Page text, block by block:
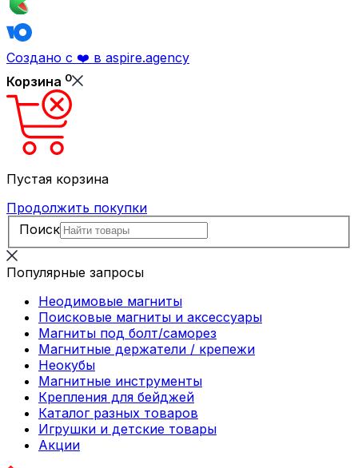
Создано с ❤️ в aspire.agency
Корзина 0
Пустая корзина
Продолжить покупки
Поиск
Популярные запросы
Неодимовые магниты
Поисковые магниты и аксессуары
Магниты под болт/саморез
Магнитные держатели / крепежи
Неокубы
Магнитные инструменты
Крепления для бейджей
Каталог разных товаров
Игрушки и детские товары
Акции